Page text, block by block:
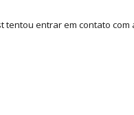
tentou entrar em contato